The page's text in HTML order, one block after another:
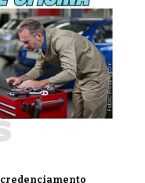
credenciamento